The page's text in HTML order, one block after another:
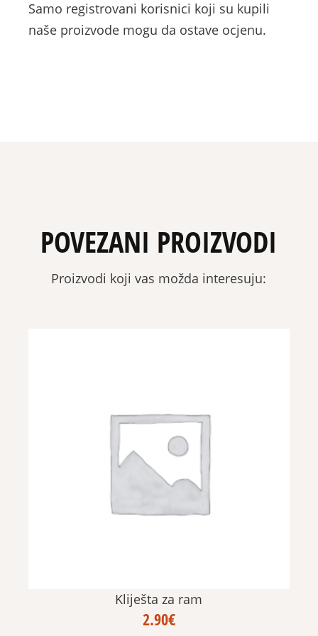
Samo registrovani korisnici koji su kupili
naše proizvode mogu da ostave ocjenu.
POVEZANI PROIZVODI
Proizvodi koji vas možda interesuju:
Kliješta za ram
2.90€